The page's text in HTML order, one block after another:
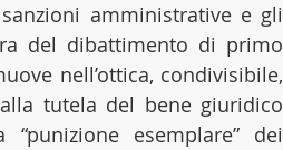
amministrative e gli
del dibattimento di primo
nell’ottica, condivisibile,
tutela del bene giuridico
esemplare” dei